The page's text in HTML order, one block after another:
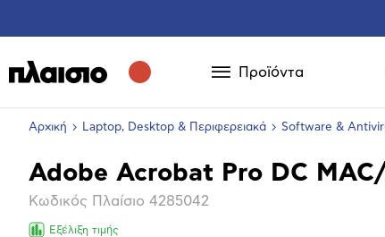
Προϊόντα
Αρχική Laptop, Desktop & Περιφερειακά Software &
Βασικά
χαρακτηριστικά
Adobe Acrobat Pro DC
Κωδικός Πλαίσιο 4285042
Εξέλιξη τιμής